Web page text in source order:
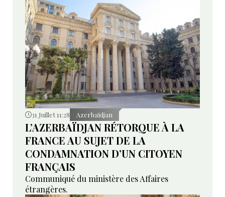
31 Juillet 11:28 Azerbaïdjan
L’AZERBAÏDJAN RÉTORQUE À LA
FRANCE AU SUJET DE LA
CONDAMNATION D’UN CITOYEN
FRANÇAIS
Communiqué du ministère des Affaires
étrangères.